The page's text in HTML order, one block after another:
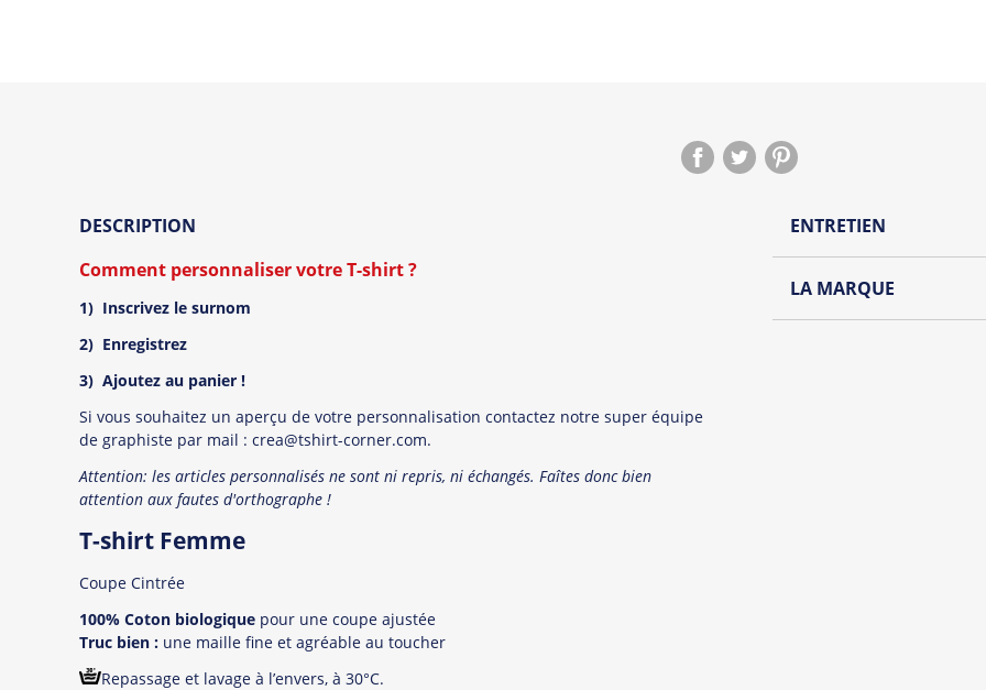
DESCRIPTION
Comment personnaliser votre T-shirt ?
1) Inscrivez le surnom
2) Enregistrez
3) Ajoutez au panier !
Si vous souhaitez un aperçu de votre personnalisation contactez notre super équipe
de graphiste par mail : crea@tshirt-corner.com.
Attention: les articles personnalisés ne sont ni repris, ni échangés. Faîtes donc bien
attention aux fautes d'orthographe !
T-shirt Femme
Coupe Cintrée
100% Coton biologique pour une coupe ajustée
Truc bien : une maille fine et agréable au toucher
Repassage et lavage à l’envers, à 30°C.
ENTRETIEN
LA MARQUE